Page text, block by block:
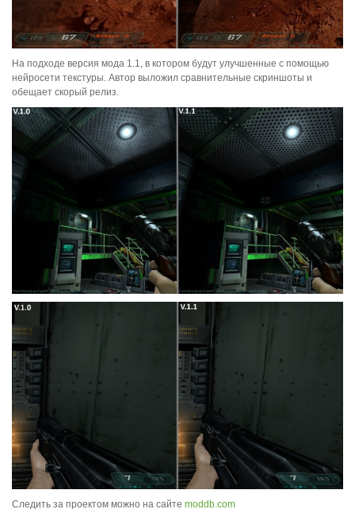
На подходе версия мода 1.1, в котором будут улучшенные с помощью
нейросети текстуры. Автор выложил сравнительные скриншоты и
обещает скорый релиз.
Следить за проектом можно на сайте moddb.com